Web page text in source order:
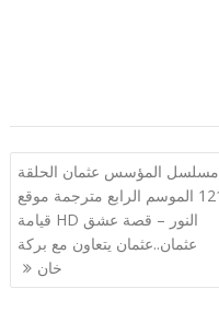
مسلسل المؤسس عثمان الحلقة
121 الموسم الرابع مترجمة موقع
النور – قصة عشق HD قيامة
عثمان..عثمان يتعاون مع بركة
خان